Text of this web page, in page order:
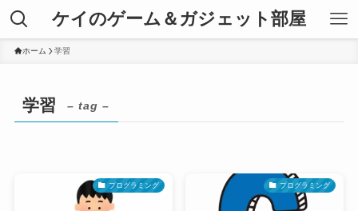
ケイのゲーム＆ガジェット部屋
ホーム 学習
学習 – tag –
プログラミング プログラミング